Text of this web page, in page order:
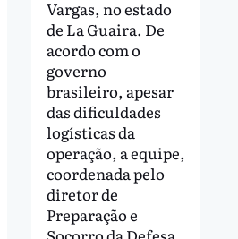
Vargas, no estado
de La Guaira. De
acordo com o
governo
brasileiro, apesar
das dificuldades
logísticas da
operação, a equipe,
coordenada pelo
diretor de
Preparação e